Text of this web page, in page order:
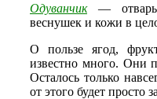
Одуванчик— отвары
веснушек и кожи в
О пользе ягод,
известно много. Они
Осталось только
от этого будет просто